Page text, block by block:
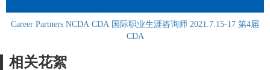
Career Partners NCDA CDA 国际职业生涯咨询师 2021.7.15-17 第4届
CDA
相关花絮